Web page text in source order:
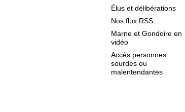
Élus et délibérations
Nos flux RSS
Marne et Gondoire en
vidéo
Accès personnes
sourdes ou
malentendantes